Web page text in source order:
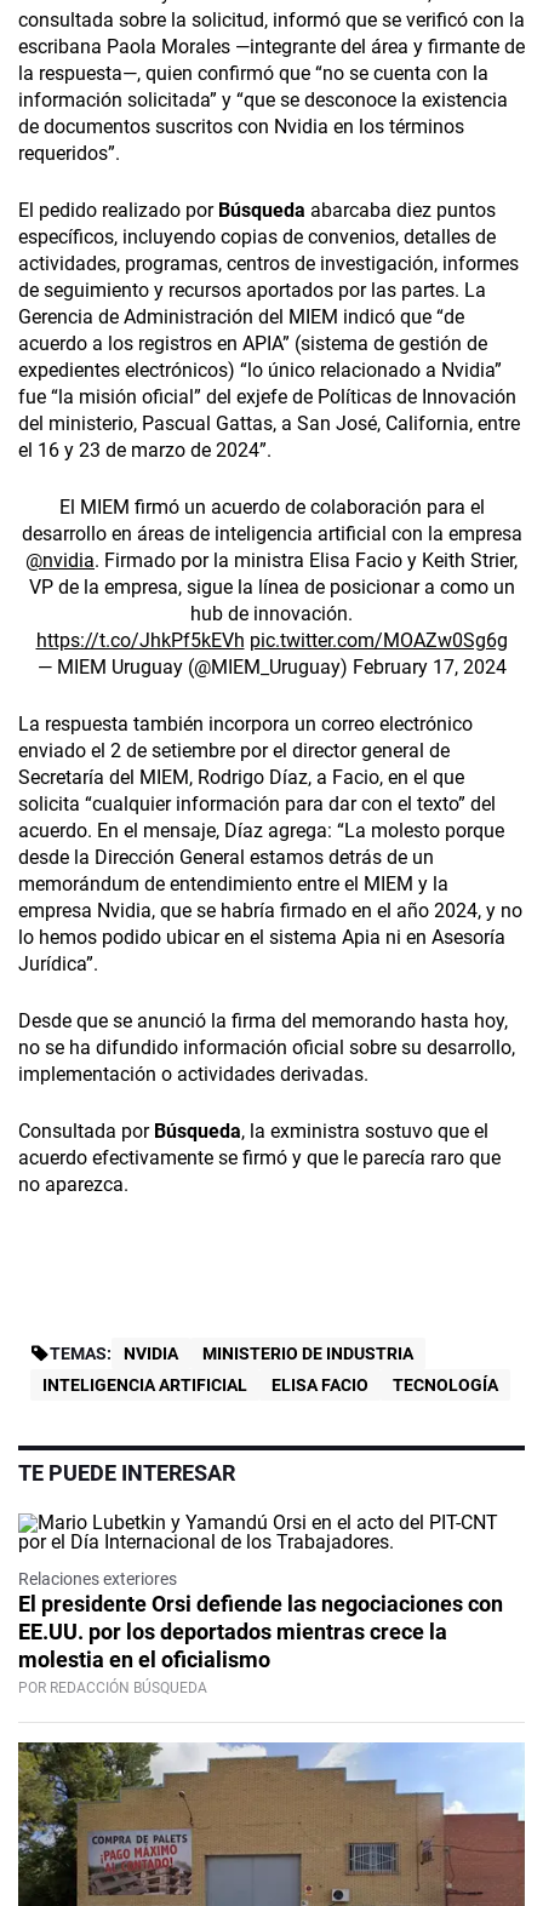
consultada sobre la solicitud, informó que se verificó con la
escribana Paola Morales —integrante del área y firmante de
la respuesta—, quien confirmó que “no se cuenta con la
información solicitada” y “que se desconoce la existencia
de documentos suscritos con Nvidia en los términos
requeridos”.
El pedido realizado por Búsqueda abarcaba diez puntos
específicos, incluyendo copias de convenios, detalles de
actividades, programas, centros de investigación, informes
de seguimiento y recursos aportados por las partes. La
Gerencia de Administración del MIEM indicó que “de
acuerdo a los registros en APIA” (sistema de gestión de
expedientes electrónicos) “lo único relacionado a Nvidia”
fue “la misión oficial” del exjefe de Políticas de Innovación
del ministerio, Pascual Gattas, a San José, California, entre
el 16 y 23 de marzo de 2024”.
El MIEM firmó un acuerdo de colaboración para el
desarrollo en áreas de inteligencia artificial con la empresa
@nvidia. Firmado por la ministra Elisa Facio y Keith Strier,
VP de la empresa, sigue la línea de posicionar a como un
hub de innovación.
https://t.co/JhkPf5kEVh pic.twitter.com/MOAZw0Sg6g
— MIEM Uruguay (@MIEM_Uruguay) February 17, 2024
La respuesta también incorpora un correo electrónico
enviado el 2 de setiembre por el director general de
Secretaría del MIEM, Rodrigo Díaz, a Facio, en el que
solicita “cualquier información para dar con el texto” del
acuerdo. En el mensaje, Díaz agrega: “La molesto porque
desde la Dirección General estamos detrás de un
memorándum de entendimiento entre el MIEM y la
empresa Nvidia, que se habría firmado en el año 2024, y no
lo hemos podido ubicar en el sistema Apia ni en Asesoría
Jurídica”.
Desde que se anunció la firma del memorando hasta hoy,
no se ha difundido información oficial sobre su desarrollo,
implementación o actividades derivadas.
Consultada por Búsqueda, la exministra sostuvo que el
acuerdo efectivamente se firmó y que le parecía raro que
no aparezca.
TEMAS: NVIDIA
MINISTERIO DE INDUSTRIA
INTELIGENCIA ARTIFICIAL
ELISA FACIO TECNOLOGÍA
TE PUEDE INTERESAR
Relaciones exteriores
El presidente Orsi defiende las negociaciones con
EE.UU. por los deportados mientras crece la
molestia en el oficialismo
POR REDACCIÓN BÚSQUEDA